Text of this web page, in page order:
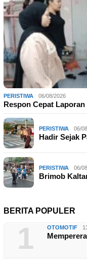
PERISTIWA 06/08/2026
Respon Cepat
PERISTIWA 06/
Hadir Sejak
PERISTIWA 06/
Brimob
BERITA POPULER
1 OTOMOTIF